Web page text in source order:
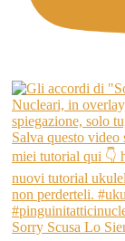
Sorry Scusa Lo